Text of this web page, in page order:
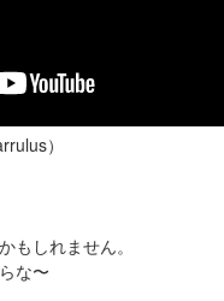
）
もしれません。
な〜